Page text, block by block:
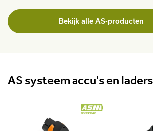
Bekijk alle AS-producten
AS systeem accu's en laders